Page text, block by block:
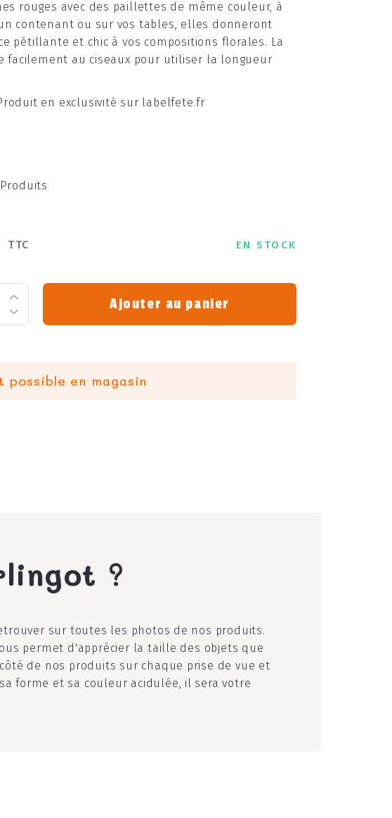
rouges avec des paillettes de même couleur, à
contenant ou sur vos tables, elles donneront
pétillante et chic à vos compositions florales. La
facilement au ciseaux pour utiliser la longueur
en exclusivité sur labelfete.fr
TTC
Ajouter au panier
EN STOCK
possible en magasin
?
sur toutes les photos de nos produits.
permet d'apprécier la taille des objets que
de nos produits sur chaque prise de vue et
forme et sa couleur acidulée, il sera votre